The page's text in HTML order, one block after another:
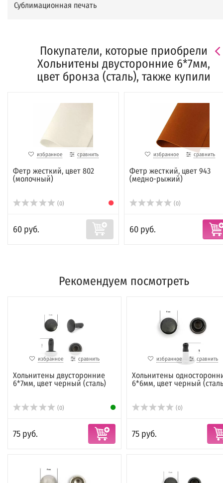
Сублимационная печать
Покупатели, которые приобрели
Хольнитены двусторонние 6*7мм,
цвет бронза (сталь), также купили
избранное сравнить
Фетр жесткий, цвет 802
(молочный)
(0)
60 руб.
избранное сравнить
Фетр жесткий, цвет 943
(медно-рыжий)
(0)
60 руб.
Рекомендуем посмотреть
избранное сравнить
Хольнитены двусторонние
6*7мм, цвет черный (сталь)
(0)
75 руб.
избранное сравнить
Хольнитены
6*6мм, цвет черный
(0)
75 руб.